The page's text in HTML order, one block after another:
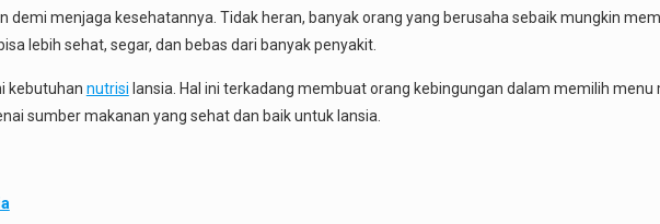
demi menjaga kesehatannya. Tidak heran, banyak orang yang berusaha sebaik mungkin
lebih sehat, segar, dan bebas dari banyak penyakit.
kebutuhan nutrisi lansia. Hal ini terkadang membuat orang kebingungan dalam memilih menu
sumber makanan yang sehat dan baik untuk lansia.